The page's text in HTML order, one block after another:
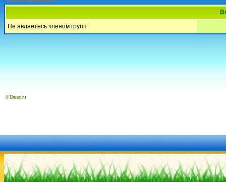
Не являетесь членом групп
© Dread.ru